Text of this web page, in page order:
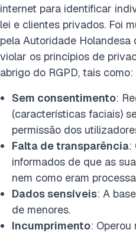
internet para identificar
lei e clientes privados. Foi
pela Autoridade
violar os princípios de
abrigo do RGPD, tais como:
Sem consentimento:
(características faciais)
permissão dos
Falta de transparência:
informados de que as
nem como eram
Dados sensíveis: A
de menores.
Incumprimento: Operou